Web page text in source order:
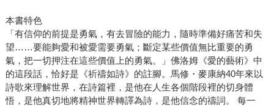
本書特色
「有信仰的前提是勇氣，有去冒險的能力，隨時準備好痛苦和失
望……要能夠愛和被愛需要勇氣；斷定某些價值無比重要的勇
氣，把一切押注在這些價值上的勇氣。」佛洛姆《愛的藝術》中
的這段話，恰好是《祈禱如詩》的註腳。馬修・麥康納40年來以
詩歌來理解世界，在詩篇裡，是他在人生各個階段裡的切身體
悟，是他真切地將精神世界轉譯為詩，是他信念的禱詞。 每一